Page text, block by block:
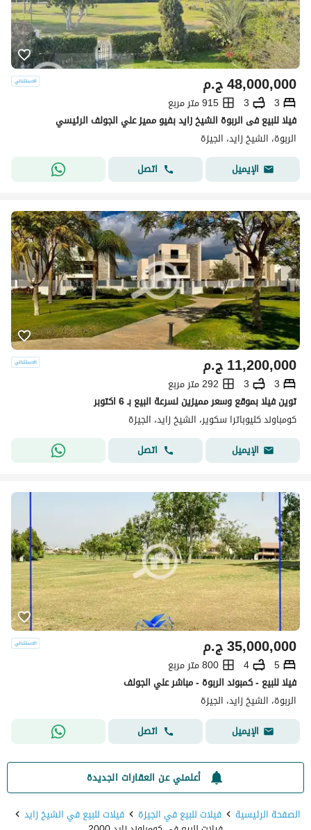
ج.م48,000,000
3
3
915 متر مربع
فيلا للبيع فى الربوة الشيخ زايد بفيو مميز علي الجولف الرئيسي
الربوة، الشيخ زايد، الجيزة
الإيميل
اتصل
ج.م11,200,000
3
3
292 متر مربع
توين فيلا بموقع وسعر مميزين لسرعة البيع بـ 6 اكتوبر
كومباوند كليوباترا سكوير، الشيخ زايد، الجيزة
الإيميل
اتصل
ج.م35,000,000
5
4
800 متر مربع
فيلا للبيع - كمبوند الربوة - مباشر علي الجولف
الربوة، الشيخ زايد، الجيزة
الإيميل
اتصل
أعلمني عن العقارات الجديدة
الصفحة الرئيسية
فيلات للبيع في الجيزة فيلات للبيع في الشيخ زايد